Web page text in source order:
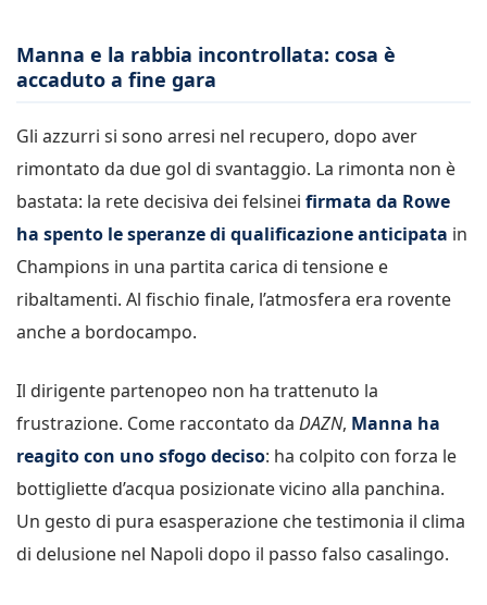
Manna e la rabbia incontrollata: cosa è
accaduto a fine gara
Gli azzurri si sono arresi nel recupero, dopo aver
rimontato da due gol di svantaggio. La rimonta non è
bastata: la rete decisiva dei felsinei firmata da Rowe
ha spento le speranze di qualificazione anticipata in
Champions in una partita carica di tensione e
ribaltamenti. Al fischio finale, l’atmosfera era rovente
anche a bordocampo.
Il dirigente partenopeo non ha trattenuto la
frustrazione. Come raccontato da DAZN, Manna ha
reagito con uno sfogo deciso: ha colpito con forza le
bottigliette d’acqua posizionate vicino alla panchina.
Un gesto di pura esasperazione che testimonia il clima
di delusione nel Napoli dopo il passo falso casalingo.